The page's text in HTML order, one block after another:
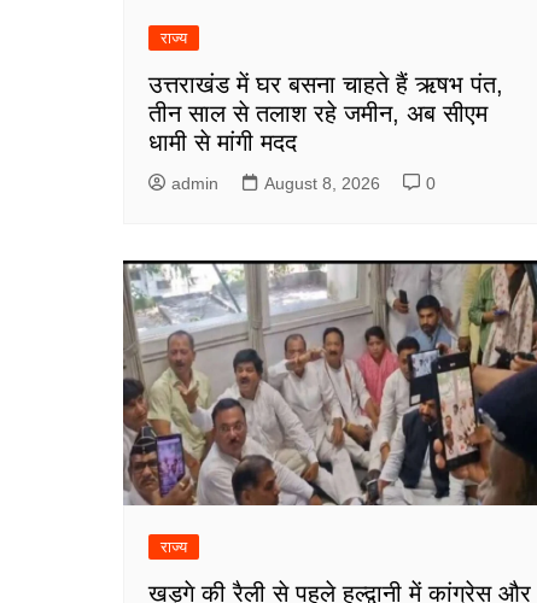
राज्य
उत्तराखंड में घर बसना चाहते हैं ऋषभ पंत,
तीन साल से तलाश रहे जमीन, अब सीएम
धामी से मांगी मदद
admin August 8, 2026 0
राज्य
खड़गे की रैली से पहले हल्द्वानी में कांग्रेस और